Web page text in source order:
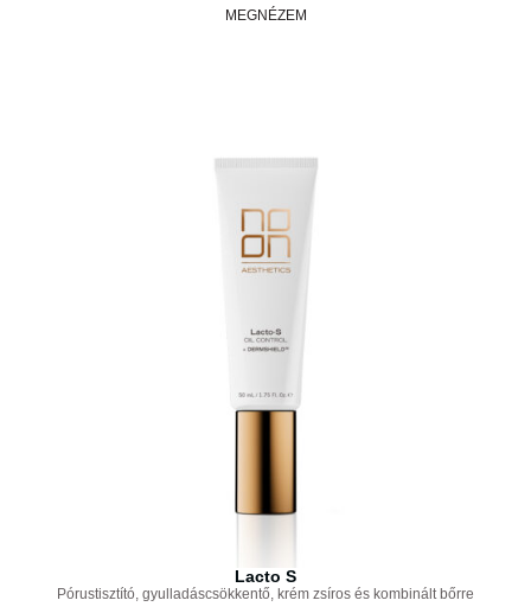
MEGNÉZEM
Lacto S
Pórustisztító, gyulladáscsökkentő, krém zsíros és kombinált bőrre